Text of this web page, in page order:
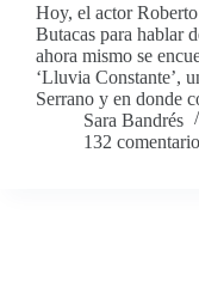
Hoy, el actor
Butacas para hablar
ahora mismo se
‘Lluvia Constante’,
Serrano y en donde
Sara Bandrés
132